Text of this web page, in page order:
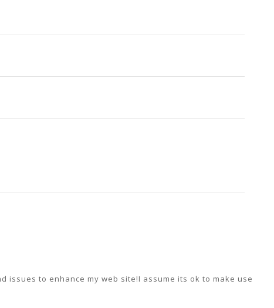
issues to enhance my web site!I assume its ok to make use